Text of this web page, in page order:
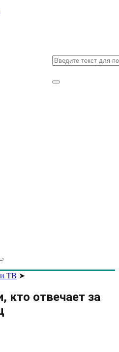
Search
for:
Search
ТВ ➤
кто отвечает за